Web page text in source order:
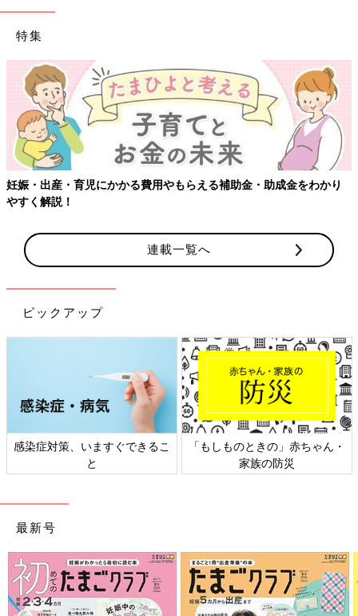
特集
かかる費用やもらえる補助金・助成金をわかり 【ワクチン接種
連載一覧へ
ピックアップ
ますぐできるこ
「もしものときの」赤ちゃん・
日本外来小
最新号